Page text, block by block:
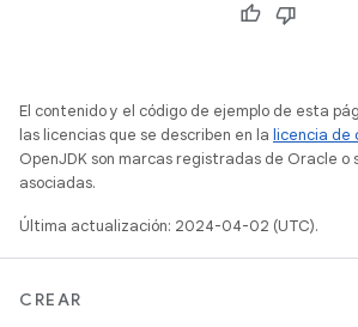
El contenido y el código de ejemplo de esta
las licencias que se describen en la licencia de
OpenJDK son marcas registradas de Oracle o
asociadas.
Última actualización: 2024-04-02 (UTC).
CREAR